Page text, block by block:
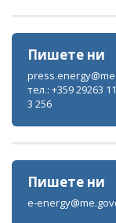
Пишете ни
тел.: +359 29263
3 256
Пишете ни
e-